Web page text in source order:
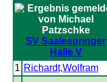
SV Saalespringer
Halle V
1 Richardt,Wolfram